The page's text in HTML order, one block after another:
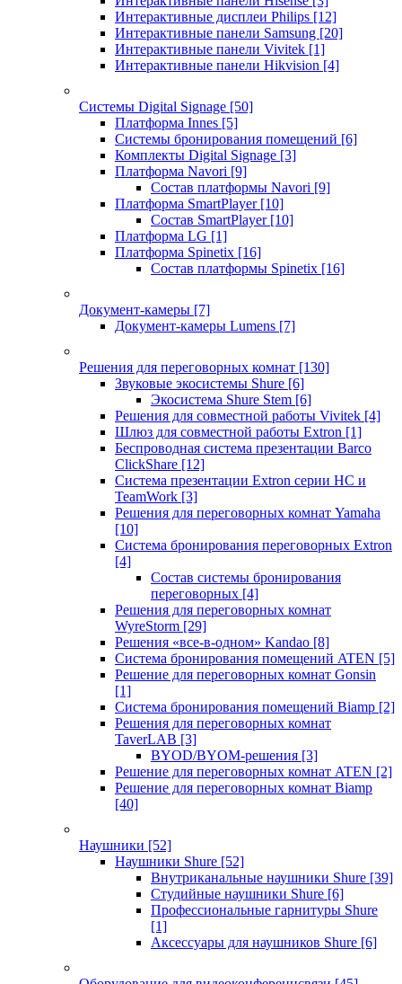
Интерактивные дисплеи Philips [12]
Интерактивные панели Samsung [20]
Интерактивные панели Vivitek [1]
Интерактивные панели Hikvision [4]
Системы Digital Signage [50]
Платформа Innes [5]
Системы бронирования помещений [6]
Комплекты Digital Signage [3]
Платформа Navori [9]
Состав платформы Navori [9]
Платформа SmartPlayer [10]
Состав SmartPlayer [10]
Платформа LG [1]
Платформа Spinetix [16]
Состав платформы Spinetix [16]
Документ-камеры [7]
Документ-камеры Lumens [7]
Решения для переговорных комнат [130]
Звуковые экосистемы Shure [6]
Экосистема Shure Stem [6]
Решения для совместной работы Vivitek [4]
Шлюз для совместной работы Extron [1]
Беспроводная система презентации Barco
ClickShare [12]
Система презентации Extron серии HC и
TeamWork [3]
Решения для переговорных комнат Yamaha
[10]
Система бронирования переговорных Extron
[4]
Состав системы бронирования
переговорных [4]
Решения для переговорных комнат
WyreStorm [29]
Решения «все-в-одном» Kandao [8]
Система бронирования помещений ATEN [5]
Решение для переговорных комнат Gonsin
[1]
Система бронирования помещений Biamp [2]
Решения для переговорных комнат
TaverLAB [3]
BYOD/BYOM-решения [3]
Решение для переговорных комнат ATEN [2]
Решение для переговорных комнат Biamp
[40]
Наушники [52]
Наушники Shure [52]
Внутриканальные наушники Shure [39]
Студийные наушники Shure [6]
Профессиональные гарнитуры Shure
[1]
Аксессуары для наушников Shure [6]